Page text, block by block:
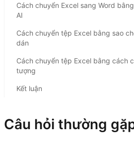
Cách chuyển Excel sang Word
AI
Cách chuyển tệp Excel bằng sao
dán
Cách chuyển tệp Excel bằng cách
tượng
Kết luận
Câu hỏi thường